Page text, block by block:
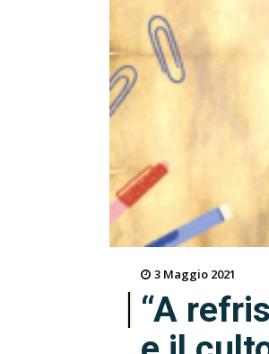
3 Maggio 2021
“A